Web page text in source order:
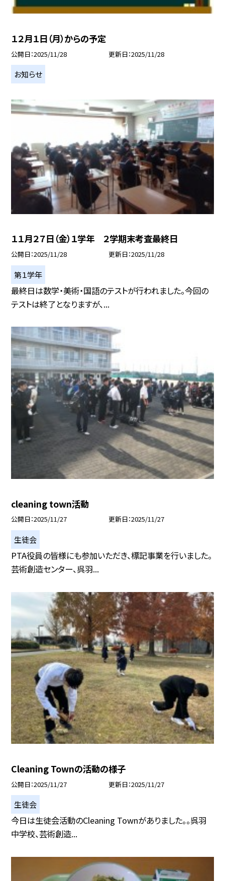
１２月１日（月）からの予定
公開日 2025/11/28 更新日 2025/11/28
お知らせ
１１月２７日（金）１学年 ２学期末考査最終日
公開日 2025/11/28 更新日 2025/11/28
第１学年
最終日は数学・美術・国語のテストが行われました。今回の
テストは終了となりますが、...
cleaning town活動
公開日 2025/11/27 更新日 2025/11/27
生徒会
PTA役員の皆様にも参加いただき、標記事業を行いました。
芸術創造センター、呉羽...
Cleaning Townの活動の様子
公開日 2025/11/27 更新日 2025/11/27
生徒会
今日は生徒会活動のCleaning Townがありました。。呉羽
中学校、芸術創造...